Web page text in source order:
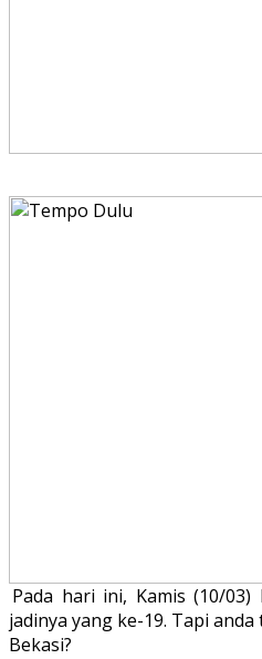
Pada hari ini, Kamis (10/
jadinya yang ke-19. Tapi
Bekasi?